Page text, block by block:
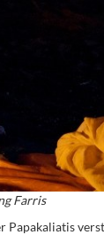
Farris